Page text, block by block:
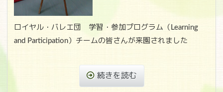
ロイヤル・バレエ団 学習・参加プログラム（Learning
and Participation）チームの皆さんが来園されました
続きを読む